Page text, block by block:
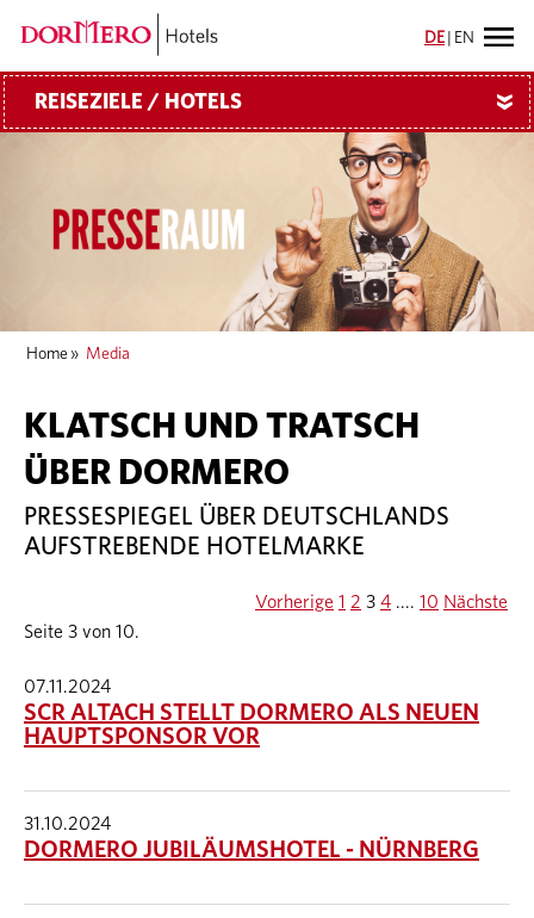
DE EN
REISEZIELE / HOTELS »
Home » Media
KLATSCH UND TRATSCH
ÜBER DORMERO
PRESSESPIEGEL ÜBER DEUTSCHLANDS
AUFSTREBENDE HOTELMARKE
Seite 3 von 10.
Vorherige 1 2 3 4 .... 10 Nächste
07.11.2024
SCR ALTACH STELLT DORMERO ALS NEUEN
HAUPTSPONSOR VOR
31.10.2024
DORMERO JUBILÄUMSHOTEL - NÜRNBERG